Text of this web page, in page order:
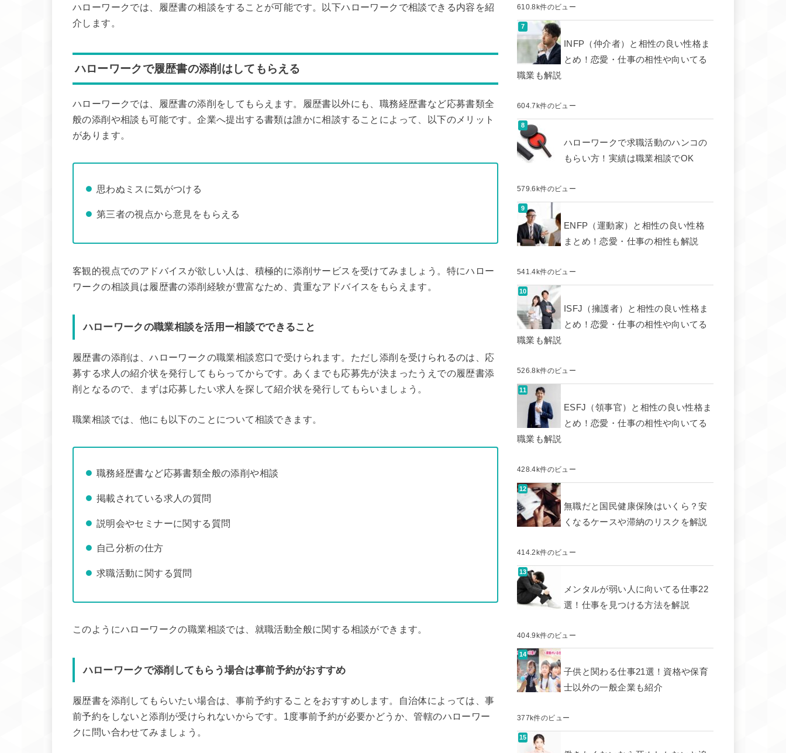
ハローワークでは、履歴書の相談をすることが可能です。以下ハローワークで相談できる内容を紹
介します。
ハローワークで履歴書の添削はしてもらえる
ハローワークでは、履歴書の添削をしてもらえます。履歴書以外にも、職務経歴書など応募書類全
般の添削や相談も可能です。企業へ提出する書類は誰かに相談することによって、以下のメリット
があります。
思わぬミスに気がつける
第三者の視点から意見をもらえる
客観的視点でのアドバイスが欲しい人は、積極的に添削サービスを受けてみましょう。特にハロー
ワークの相談員は履歴書の添削経験が豊富なため、貴重なアドバイスをもらえます。
ハローワークの職業相談を活用ー相談でできること
履歴書の添削は、ハローワークの職業相談窓口で受けられます。ただし添削を受けられるのは、応
募する求人の紹介状を発行してもらってからです。あくまでも応募先が決まったうえでの履歴書添
削となるので、まずは応募したい求人を探して紹介状を発行してもらいましょう。
職業相談では、他にも以下のことについて相談できます。
職務経歴書など応募書類全般の添削や相談
掲載されている求人の質問
説明会やセミナーに関する質問
自己分析の仕方
求職活動に関する質問
このようにハローワークの職業相談では、就職活動全般に関する相談ができます。
ハローワークで添削してもらう場合は事前予約がおすすめ
履歴書を添削してもらいたい場合は、事前予約することをおすすめします。自治体によっては、事
前予約をしないと添削が受けられないからです。1度事前予約が必要かどうか、管轄のハローワー
クに問い合わせてみましょう。
610.8k件のビュー
INFP（仲介者）と相性の良い性格ま
とめ！恋愛・仕事の相性や向いてる
職業も解説
604.7k件のビュー
ハローワークで求職活動のハンコの
もらい方！実績は職業相談でOK
579.6k件のビュー
ENFP（運動家）と相性の良い性格
まとめ！恋愛・仕事の相性も解説
541.4k件のビュー
ISFJ（擁護者）と相性の良い性格ま
とめ！恋愛・仕事の相性や向いてる
職業も解説
526.8k件のビュー
ESFJ（領事官）と相性の良い性格ま
とめ！恋愛・仕事の相性や向いてる
職業も解説
428.4k件のビュー
無職だと国民健康保険はいくら？安
くなるケースや滞納のリスクを解説
414.2k件のビュー
メンタルが弱い人に向いてる仕事22
選！仕事を見つける方法を解説
404.9k件のビュー
子供と関わる仕事21選！資格や保育
士以外の一般企業も紹介
377k件のビュー